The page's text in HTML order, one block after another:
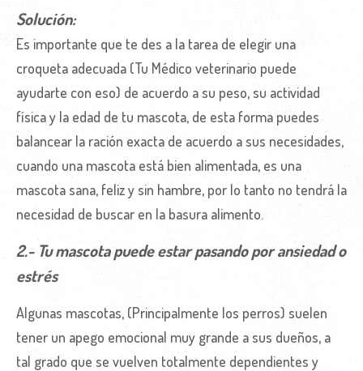
Solución:
Es importante que te des a la tarea de elegir una
croqueta adecuada (Tu Médico veterinario puede
ayudarte con eso) de acuerdo a su peso, su actividad
física y la edad de tu mascota, de esta forma puedes
balancear la ración exacta de acuerdo a sus necesidades,
cuando una mascota está bien alimentada, es una
mascota sana, feliz y sin hambre, por lo tanto no tendrá la
necesidad de buscar en la basura alimento.
2.- Tu mascota puede estar pasando por ansiedad o
estrés
Algunas mascotas, (Principalmente los perros) suelen
tener un apego emocional muy grande a sus dueños, a
tal grado que se vuelven totalmente dependientes y